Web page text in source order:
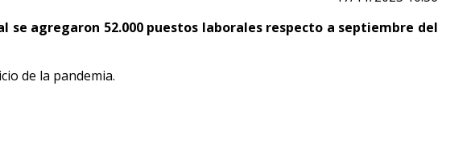
agregaron 52.000 puestos laborales respecto a septiembre del
de la pandemia.